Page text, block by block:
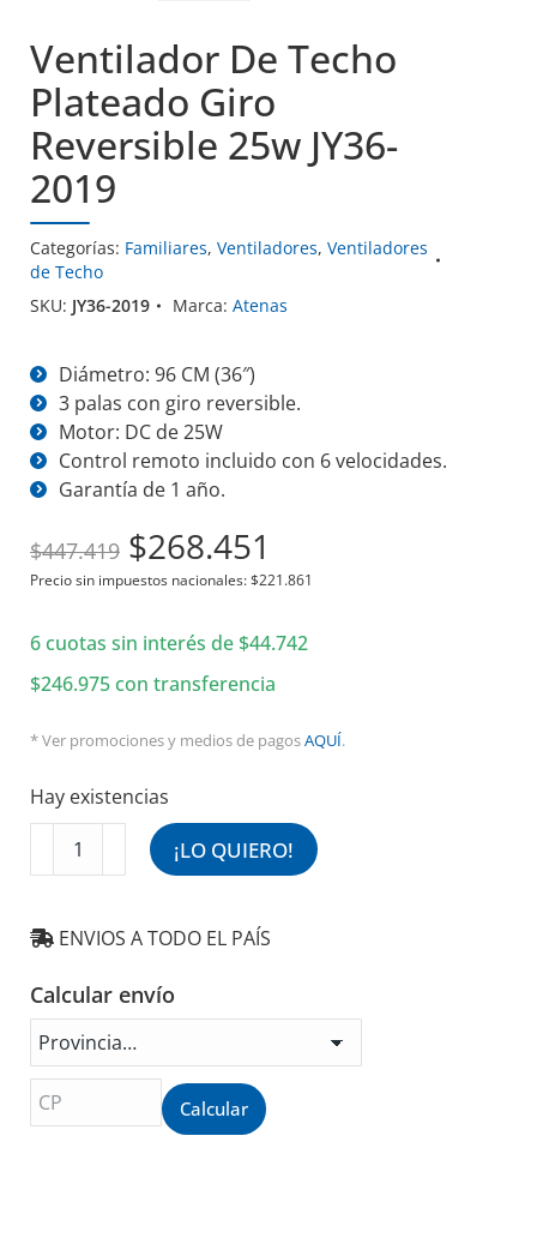
Ventilador De Techo
Plateado Giro
Reversible 25w JY36-
2019
Categorías: Familiares, Ventiladores, Ventiladores
de Techo
SKU: JY36-2019 Marca: Atenas
Diámetro: 96 CM (36″)
3 palas con giro reversible.
Motor: DC de 25W
Control remoto incluido con 6 velocidades.
Garantía de 1 año.
$447.419 El
precio
era:
$447.419.
$268.451
precio
es:
$268.451.
Precio sin impuestos nacionales:$221.861
6 cuotas sin interés de $44.742
$246.975con transferencia
* Ver promociones y medios de pagosAQUÍ.
Hay existencias
Ventilador
Plateado
Giro
Reversible
25w
JY36-
2019
cantidad
¡LO QUIERO!
ENVIOS A TODO EL PAÍS
Calcular envío
Calcular